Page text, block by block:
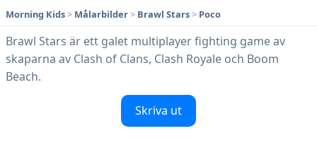
Morning Kids> Målarbilder> Brawl Stars> Poco
Brawl Stars är ett galet multiplayer fighting game av
skaparna av Clash of Clans, Clash Royale och Boom
Beach.
Skriva ut